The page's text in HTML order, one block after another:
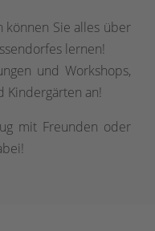
können Sie alles über
lernen!
und Workshops,
Kindergärten an!
mit Freunden oder